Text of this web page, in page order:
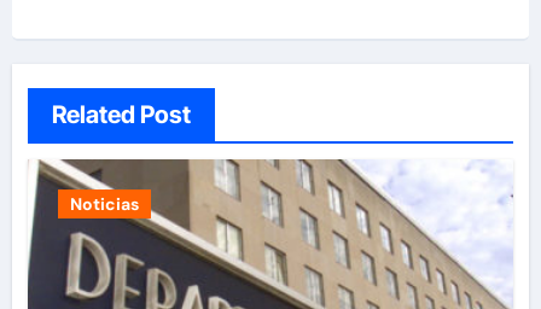
Related Post
Noticias